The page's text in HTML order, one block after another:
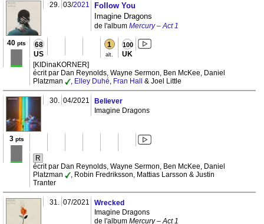
29. 03/2021
Follow You
Imagine Dragons
de l'album Mercury – Act 1
40 pts 68
US
1
alt.
100
UK
[KIDinaKORNER]
écrit par Dan Reynolds, Wayne Sermon, Ben McKee, Daniel
Platzman
, Elley Duhé, Fran Hall & Joel Little
30. 04/2021
Believer
Imagine Dragons
3pts
R
écrit par Dan Reynolds, Wayne Sermon, Ben McKee, Daniel
Platzman
, Robin Fredriksson, Mattias Larsson & Justin
Tranter
31. 07/2021
Wrecked
Imagine Dragons
de l'album Mercury – Act 1